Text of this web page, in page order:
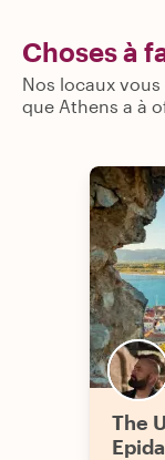
Choses à
Nos locaux
que Athens a à
The